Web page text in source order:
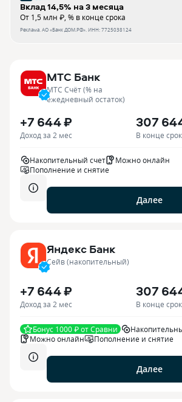
Вклад 14,5% на 3 месяца
От 1,5 млн ₽, % в конце срока
Реклама. АО «Банк ДОМ.РФ». ИНН: 7725038124
МТС Банк
МТС Счёт (% на
ежедневный остаток)
+7 644 ₽
Доход за 2 мес
307
В конце
Накопительный счет
Можно онлайн
Пополнение и снятие
Далее
Яндекс Банк
Сейв (накопительный)
+7 644 ₽
Доход за 2 мес
307
В конце
Бонус 1000 ₽ от Сравни
Можно онлайн
Пополнение и снятие
Далее